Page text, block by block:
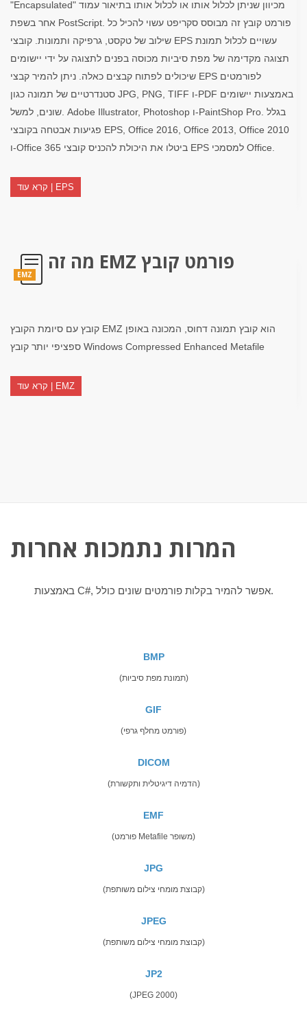
"Encapsulated" מכיוון שניתן לכלול אותו או לכלול אותו בתיאור עמוד
אחר בשפת PostScript. פורמט קובץ זה מבוסס סקריפט עשוי להכיל כל
שילוב של טקסט, גרפיקה ותמונות. קובצי EPS עשויים לכלול תמונת
תצוגה מקדימה של מפת סיביות מכוסה בפנים לתצוגה על ידי יישומים
שיכולים לפתוח קבצים כאלה. ניתן להמיר קבצי EPS לפורמטים
סטנדרטיים של תמונה כגון JPG, PNG, TIFF ו-PDF באמצעות יישומים
שונים, למשל. Adobe Illustrator, Photoshop ו-PaintShop Pro. בגלל
פגיעות אבטחה בקובצי EPS, Office 2016, Office 2013, Office 2010
ו-Office 365 ביטלו את היכולת להכניס קובצי EPS למסמכי Office.
קרא עוד | EPS
EMZ
מה זה EMZ פורמט קובץ
קובץ עם סיומת הקובץ EMZ הוא קובץ תמונה דחוס, המכונה באופן
ספציפי יותר קובץ Windows Compressed Enhanced Metafile
קרא עוד | EMZ
המרות נתמכות אחרות
באמצעות C#, אפשר להמיר בקלות פורמטים שונים כולל.
BMP
(תמונת מפת סיביות)
GIF
(פורמט מחלף גרפי)
DICOM
(הדמיה דיגיטלית ותקשורת)
EMF
(פורמט Metafile משופר)
JPG
(קבוצת מומחי צילום משותפת)
JPEG
(קבוצת מומחי צילום משותפת)
JP2
(JPEG 2000)